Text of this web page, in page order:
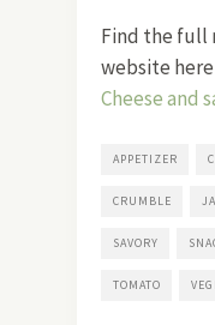
Find the full
website here
Cheese and
APPETIZER
CRUMBLE
SAVORY
TOMATO